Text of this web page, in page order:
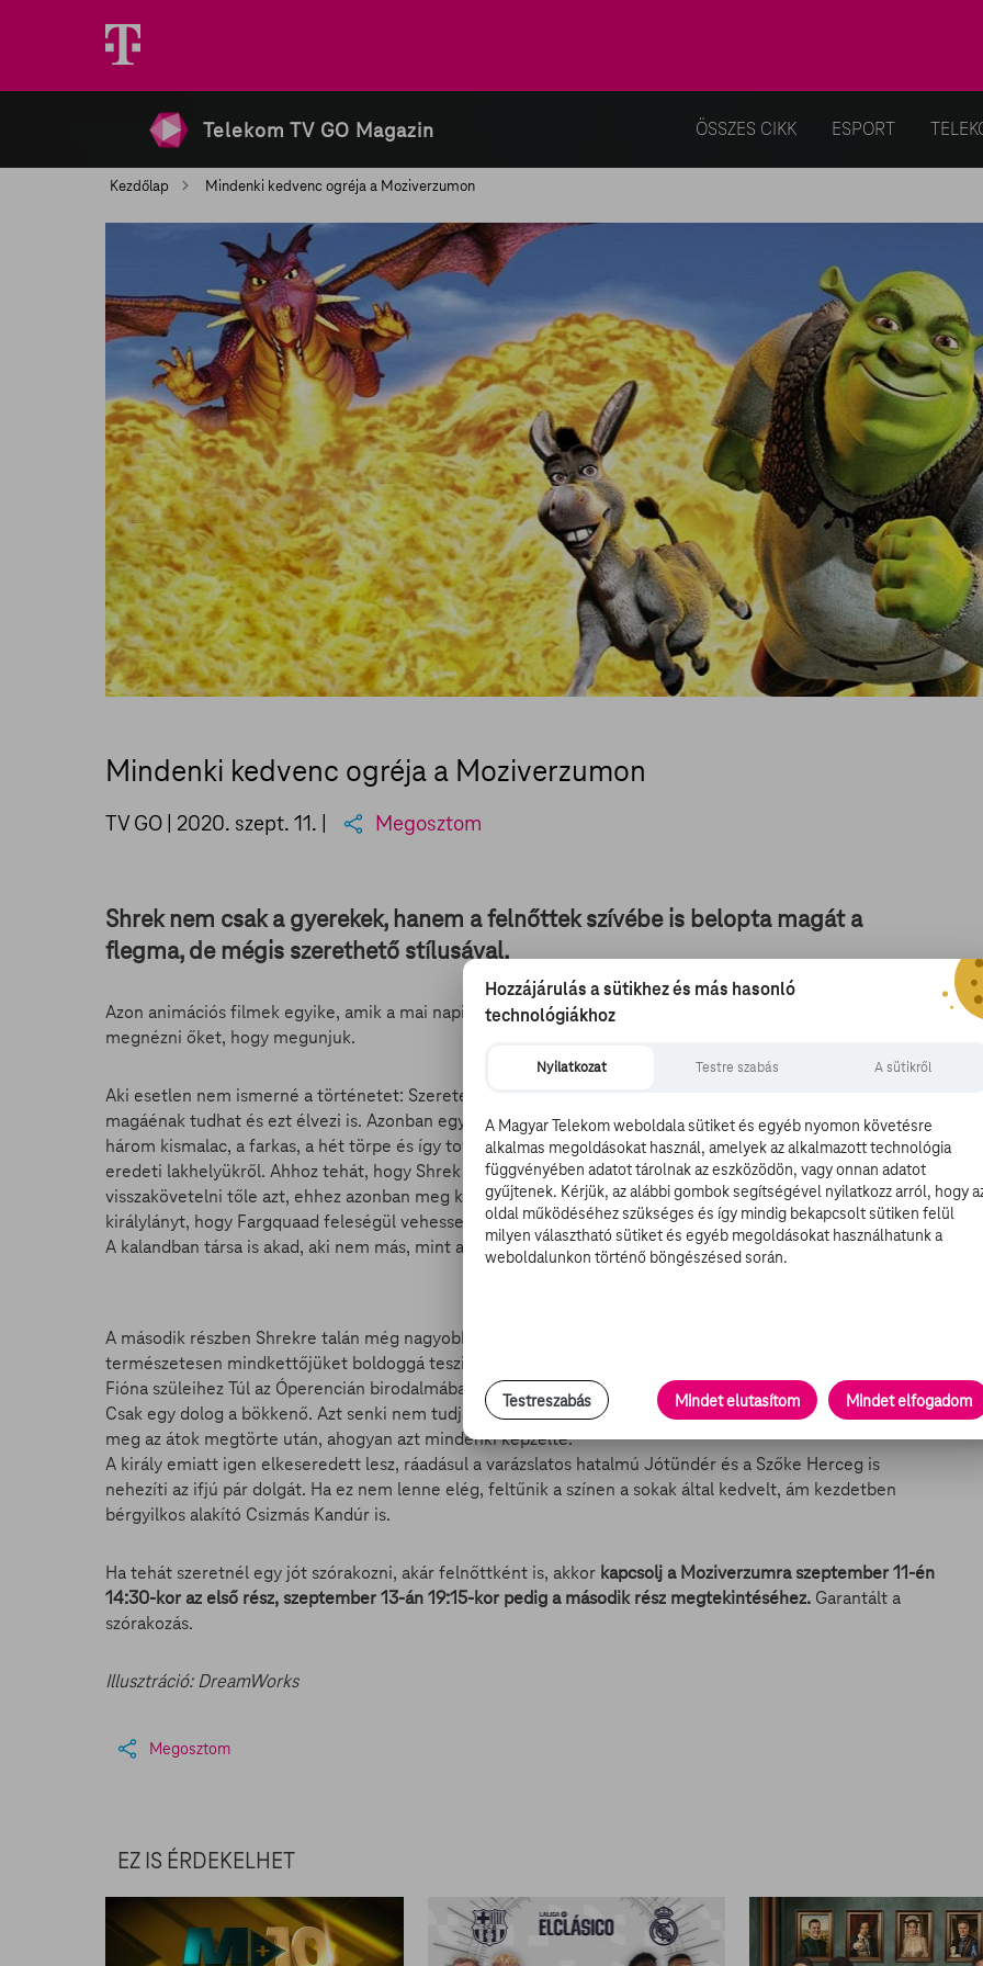
Telekom TV GO Magazin ÖSSZES CIKK ESPORT
Kezdőlap Mindenki kedvenc ogréja a Moziverzumon
Mindenki kedvenc ogréja a Moziverzumon
TV GO | 2020. szept. 11. | Megosztom
Shrek nem csak a gyerekek, hanem a felnőttek szívébe is belopta magát a
flegma, de mégis szerethető stílusával.
Azon animációs filmek egyike, amik a mai napig töretlen sikernek örvendenek és nem tudjuk annyiszor
megnézni őket, hogy megunjuk.
Aki esetlen nem ismerné a történetet: Szeretett magányában éldegél Shrek a mocsárban, amit teljesen a
magáénak tudhat és ezt élvezi is. Azonban egyszer csak varázslatos lények jelennek meg a kunyhójánál. A
három kismalac, a farkas, a hét törpe és így tovább. Kiderül, hogy a gonosz Farquaad nagyúr űzte el őket
eredeti lakhelyükről. Ahhoz tehát, hogy Shrek visszakapja saját birodalmát el kell mennie a nagyúrhoz és
visszakövetelni tőle azt, ehhez azonban meg kell mentenie a nagy tűzokádó sárkány karmaiból Fióna
királylányt, hogy Fargquaad feleségül vehesse és király váljon belőle.
A kalandban társa is akad, aki nem más, mint a szószátyár Szamár.
A második részben Shrekre talán még nagyobb próbatétel vár, mint eddig bármikor. A Fiónával kötött frigy
természetesen mindkettőjüket boldoggá teszi, de sajnos ennek is van egy hátulütője. A pár meghívást kap
Fióna szüleihez Túl az Óperencián birodalmába.
Csak egy dolog a bökkenő. Azt senki nem tudja még a királyságban, hogy Fióna nem éppen úgy változott
meg az átok megtörte után, ahogyan azt mindenki képzelte.
A király emiatt igen elkeseredett lesz, ráadásul a varázslatos hatalmú Jótündér és a Szőke Herceg is
nehezíti az ifjú pár dolgát. Ha ez nem lenne elég, feltűnik a színen a sokak által kedvelt, ám kezdetben
bérgyilkos alakító Csizmás Kandúr is.
Ha tehát szeretnél egy jót szórakozni, akár felnőttként is, akkor kapcsolj a Moziverzumra szeptember 11-én
14:30-kor az első rész, szeptember 13-án 19:15-kor pedig a második rész megtekintéséhez. Garantált a
szórakozás.
Illusztráció: DreamWorks
Megosztom
EZ IS ÉRDEKELHET
Hozzájárulás a sütikhez és más hasonló
technológiákhoz
Nyilatkozat Testre szabás A sütikről
A Magyar Telekom weboldala sütiket és egyéb nyomon követésre
alkalmas megoldásokat használ, amelyek az alkalmazott technológia
függvényében adatot tárolnak az eszközödön, vagy onnan adatot
gyűjtenek. Kérjük, az alábbi gombok segítségével nyilatkozz arról, hogy
oldal működéséhez szükséges és így mindig bekapcsolt sütiken felül
milyen választható sütiket és egyéb megoldásokat használhatunk a
weboldalunkon történő böngészésed során.
Testreszabás Mindet elutasítom Mindet elfogadom